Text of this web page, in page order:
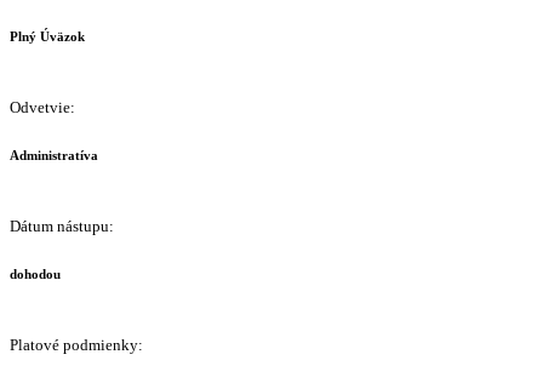
Plný Úväzok
Odvetvie:
Administratíva
Dátum nástupu:
dohodou
Platové podmienky: